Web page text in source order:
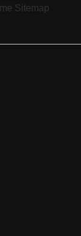
Sitemap